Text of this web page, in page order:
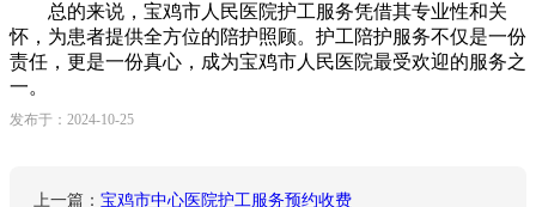
总的来说，宝鸡市人民医院护工服务凭借其专业性和关
怀，为患者提供全方位的陪护照顾。护工陪护服务不仅是一份
责任，更是一份真心，成为宝鸡市人民医院最受欢迎的服务之
一。
发布于：2024-10-25
上一篇： 宝鸡市中心医院护工服务预约收费